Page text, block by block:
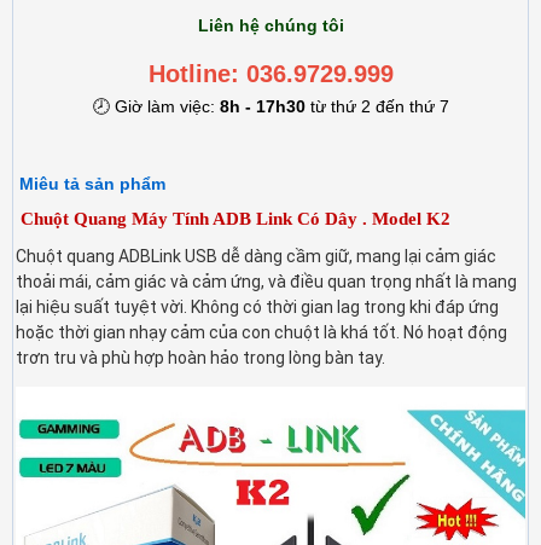
Liên hệ chúng tôi
Hotline: 036.9729.999
🕗 Giờ làm việc: 8h - 17h30từ thứ 2 đến thứ 7
Miêu tả sản phẩm
Chuột Quang Máy Tính ADB Link Có Dây . Model K2
Chuột quang ADBLink USB dễ dàng cầm giữ, mang lại cảm giác
thoải mái, cảm giác và cảm ứng, và điều quan trọng nhất là mang
lại hiệu suất tuyệt vời. Không có thời gian lag trong khi đáp ứng
hoặc thời gian nhạy cảm của con chuột là khá tốt. Nó hoạt động
trơn tru và phù hợp hoàn hảo trong lòng bàn tay.